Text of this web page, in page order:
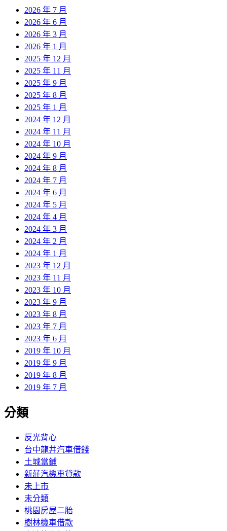
2026 年 7 月
2026 年 6 月
2026 年 3 月
2026 年 1 月
2025 年 12 月
2025 年 11 月
2025 年 9 月
2025 年 8 月
2025 年 1 月
2024 年 12 月
2024 年 11 月
2024 年 10 月
2024 年 9 月
2024 年 8 月
2024 年 7 月
2024 年 6 月
2024 年 5 月
2024 年 4 月
2024 年 3 月
2024 年 2 月
2024 年 1 月
2023 年 12 月
2023 年 11 月
2023 年 10 月
2023 年 9 月
2023 年 8 月
2023 年 7 月
2023 年 6 月
2019 年 10 月
2019 年 9 月
2019 年 8 月
2019 年 7 月
分類
反光背心
台中龍井汽車借錢
土城當鋪
新莊汽機車貸款
未上市
未分類
桃園房屋二胎
樹林機車借款